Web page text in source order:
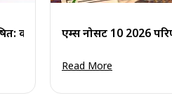
कट-ऑफ अंक व मेरिट सूची
एम्स नोर्सेट 10 2026
Read More